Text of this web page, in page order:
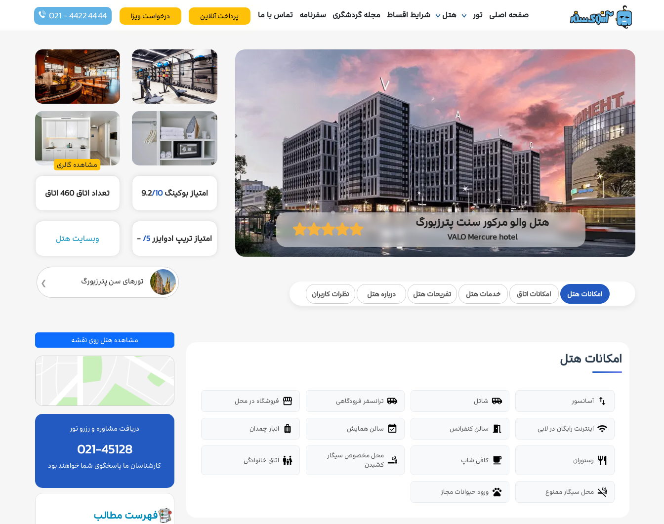
صفحه اصلی تور هتل شرایط اقساط مجله گردشگری سفرنامه تماس با ما درخواست ویزا 021 - 4422 44 44 پرداخت آنلاین
هتل والو مرکور سنت پترزبورگ
VALO Mercure hotel
مشاهده گالری
امتیاز بوکینگ 9.2/10 تعداد اتاق460 اتاق
امتیاز تریپ ادوایزر5/
- وبسایت هتل
تورهای سن‌ پترزبورگ
امکانات هتل امکانات اتاق خدمات هتل تفریحات هتل درباره هتل نظرات کاربران
امکانات هتل
import_export آسانسور airport_shuttle شاتل airport_shuttle ترانسفر فرودگاهی storefront فروشگاه در محل
wifi اینترنت رایگان در لابی meeting_room سالن کنفرانس event_available سالن همایش luggage انبار چمدان
restaurant رستوران local_cafe کافی شاپ smoking_rooms محل مخصوص سیگار
کشیدن
family_restroom اتاق خانوادگی
smoke_free محل سیگار ممنوع pets ورود حیوانات مجاز
مشاهده هتل روی نقشه
دریافت مشاوره و رزرو تور
021-45128
کارشناسان ما پاسخگوی شما خواهند بود
فهرست مطالب